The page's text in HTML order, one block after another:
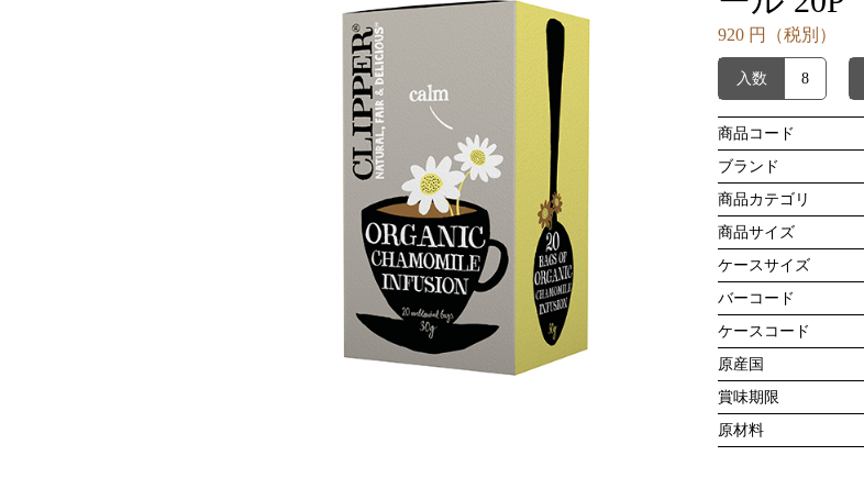
920 円（税別）
入数 8
商品コード
ブランド
商品カテゴリ
商品サイズ
ケースサイズ
バーコード
ケースコード
原産国
賞味期限
原材料